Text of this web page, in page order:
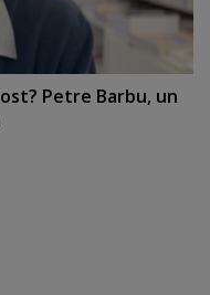
Petre Barbu, un